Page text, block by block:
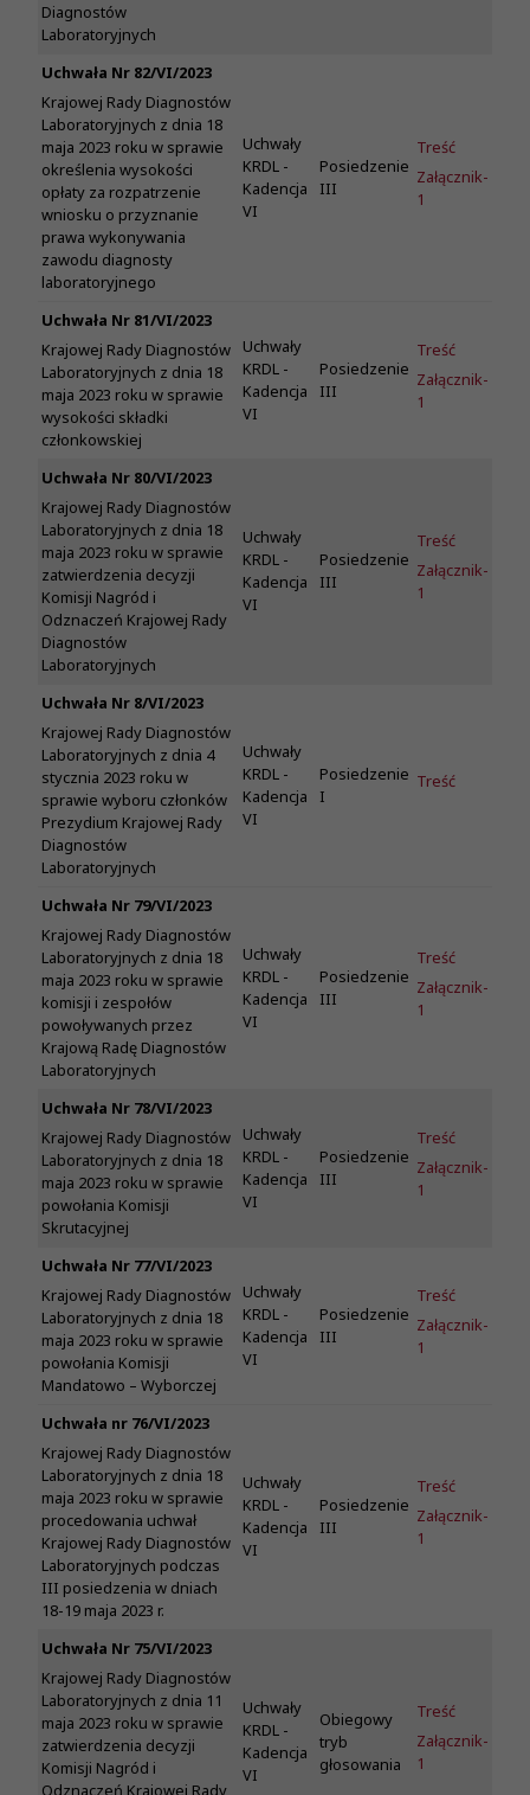
Diagnostów
Laboratoryjnych
Uchwała Nr 82/VI/2023
Krajowej Rady Diagnostów
Laboratoryjnych z dnia 18
maja 2023 roku w sprawie
określenia wysokości
opłaty za rozpatrzenie
wniosku o przyznanie
prawa wykonywania
zawodu diagnosty
laboratoryjnego
Uchwały
KRDL -
Kadencja
VI
Posiedzenie
III
Treść
Załącznik-
1
Uchwała Nr 81/VI/2023
Krajowej Rady Diagnostów
Laboratoryjnych z dnia 18
maja 2023 roku w sprawie
wysokości składki
członkowskiej
Uchwały
KRDL -
Kadencja
VI
Posiedzenie
III
Treść
Załącznik-
1
Uchwała Nr 80/VI/2023
Krajowej Rady Diagnostów
Laboratoryjnych z dnia 18
maja 2023 roku w sprawie
zatwierdzenia decyzji
Komisji Nagród i
Odznaczeń Krajowej Rady
Diagnostów
Laboratoryjnych
Uchwały
KRDL -
Kadencja
VI
Posiedzenie
III
Treść
Załącznik-
1
Uchwała Nr 8/VI/2023
Krajowej Rady Diagnostów
Laboratoryjnych z dnia 4
stycznia 2023 roku w
sprawie wyboru członków
Prezydium Krajowej Rady
Diagnostów
Laboratoryjnych
Uchwały
KRDL -
Kadencja
VI
Posiedzenie
I
Treść
Uchwała Nr 79/VI/2023
Krajowej Rady Diagnostów
Laboratoryjnych z dnia 18
maja 2023 roku w sprawie
komisji i zespołów
powoływanych przez
Krajową Radę Diagnostów
Laboratoryjnych
Uchwały
KRDL -
Kadencja
VI
Posiedzenie
III
Treść
Załącznik-
1
Uchwała Nr 78/VI/2023
Krajowej Rady Diagnostów
Laboratoryjnych z dnia 18
maja 2023 roku w sprawie
powołania Komisji
Skrutacyjnej
Uchwały
KRDL -
Kadencja
VI
Posiedzenie
III
Treść
Załącznik-
1
Uchwała Nr 77/VI/2023
Krajowej Rady Diagnostów
Laboratoryjnych z dnia 18
maja 2023 roku w sprawie
powołania Komisji
Mandatowo – Wyborczej
Uchwały
KRDL -
Kadencja
VI
Posiedzenie
III
Treść
Załącznik-
1
Uchwała nr 76/VI/2023
Krajowej Rady Diagnostów
Laboratoryjnych z dnia 18
maja 2023 roku w sprawie
procedowania uchwał
Krajowej Rady Diagnostów
Laboratoryjnych podczas
III posiedzenia w dniach
18-19 maja 2023 r.
Uchwały
KRDL -
Kadencja
VI
Posiedzenie
III
Treść
Załącznik-
1
Uchwała Nr 75/VI/2023
Krajowej Rady Diagnostów
Laboratoryjnych z dnia 11
maja 2023 roku w sprawie
zatwierdzenia decyzji
Komisji Nagród i
Odznaczeń Krajowej Rady
Uchwały
KRDL -
Kadencja
VI
Obiegowy
tryb
głosowania
Treść
Załącznik-
1